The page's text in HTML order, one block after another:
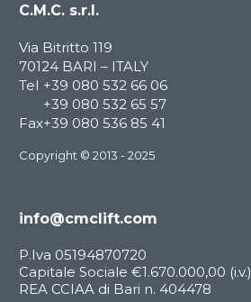
C.M.C. s.r.l.
Via Bitritto 119
70124 BARI – ITALY
Tel +39 080 532 66 06
+39 080 532 65 57
Fax+39 080 536 85 41
Copyright © 2013 - 2025
info@cmclift.com
P.Iva 05194870720
Capitale Sociale €1.670.000,00 (i.v.)
REA CCIAA di Bari n. 404478